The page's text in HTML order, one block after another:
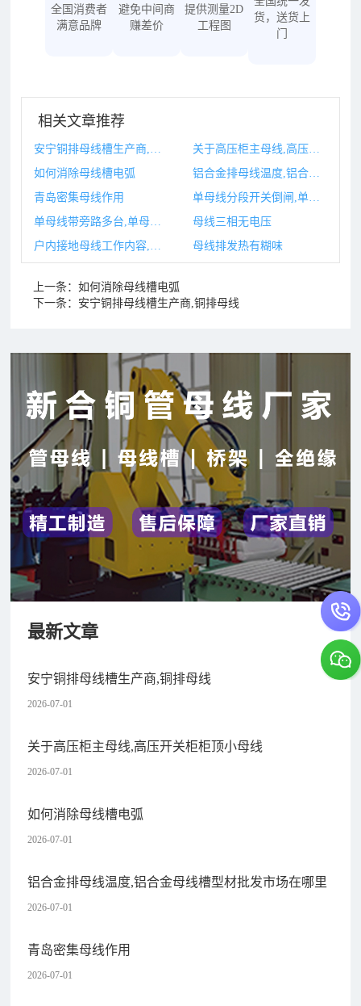
全国消费者
满意品牌
避免中间商
赚差价
提供测量2D
工程图
货，送货上
门
相关文章推荐
如何消除母线槽电弧
铝合金排母线温度,铝合金母线槽型材批发市场在哪里
青岛密集母线作用
单母线分段开关倒闸,单母线分段开关的原则是什么
母线三相无电压
母线排发热有糊味
上一条：如何消除母线槽电弧
下一条： 安宁铜排母线槽生产商,铜排母线
最新文章
安宁铜排母线槽生产商,铜排母线
2026-07-01
关于高压柜主母线,高压开关柜柜顶小母线
2026-07-01
如何消除母线槽电弧
2026-07-01
铝合金排母线温度,铝合金母线槽型材批发市场在哪里
2026-07-01
青岛密集母线作用
2026-07-01